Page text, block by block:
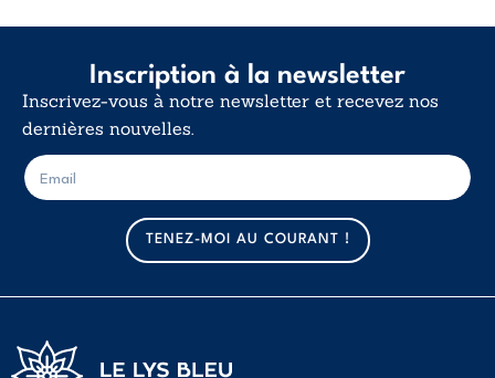
Inscription à la newsletter
Inscrivez-vous à notre newsletter et recevez nos
dernières nouvelles.
m
a
i
l
E
-
m
TENEZ-MOI AU COURANT !